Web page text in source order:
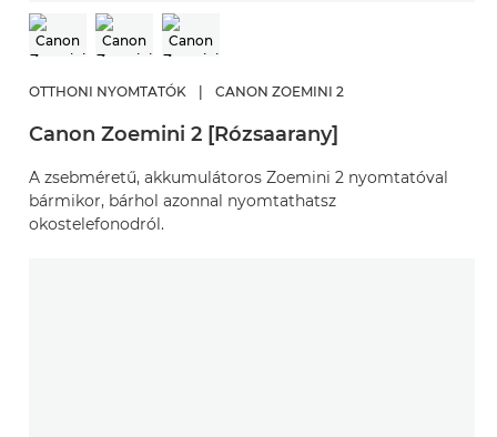
OTTHONI NYOMTATÓK | CANON ZOEMINI 2
Canon Zoemini 2 [Rózsaarany]
A zsebméretű, akkumulátoros Zoemini 2 nyomtatóval
bármikor, bárhol azonnal nyomtathatsz
okostelefonodról.